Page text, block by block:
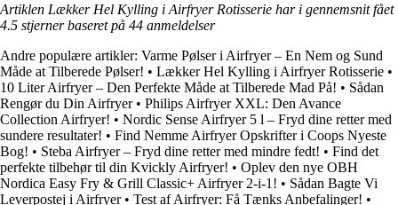
Artiklen Lækker Hel Kylling i Airfryer Rotisserie har i gennemsnit fået
4.5 stjerner baseret på 44 anmeldelser
Andre populære artikler: Varme Pølser i Airfryer – En Nem og Sund
Måde at Tilberede Pølser! • Lækker Hel Kylling i Airfryer Rotisserie •
10 Liter Airfryer – Den Perfekte Måde at Tilberede Mad På! • Sådan
Rengør du Din Airfryer• Philips Airfryer XXL: Den Avance
Collection Airfryer! • Nordic Sense Airfryer 5 l – Fryd dine retter med
sundere resultater! • Find Nemme Airfryer Opskrifter i Coops Nyeste
Bog! • Steba Airfryer – Fryd dine retter med mindre fedt! • Find det
perfekte tilbehør til din Kvickly Airfryer! • Oplev den nye OBH
Nordica Easy Fry & Grill Classic+ Airfryer 2-i-1! • Sådan Bagte Vi
Leverpostej i Airfryer• Test af Airfryer: Få Tænks Anbefalinger! •